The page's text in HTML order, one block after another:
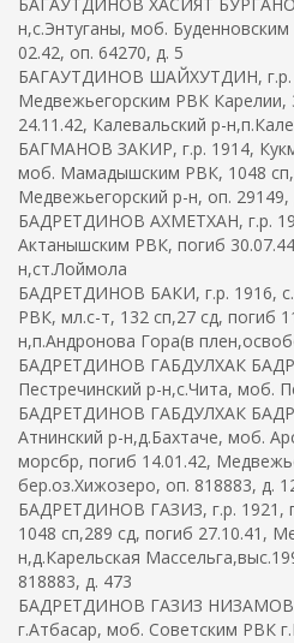
н,с.Энтуганы, моб.
02.42, оп. 64270, д. 5
БАГАУТДИНОВ ШАЙХУТДИН, г.р.
Медвежьегорским РВК Карелии,
24.11.42, Калевальский р-
БАГМАНОВ ЗАКИР, г.р. 1914,
моб. Мамадышским РВК, 1048
Медвежьегорский р-н, оп. 29149,
БАДРЕТДИНОВ АХМЕТХАН, г.р.
Актанышским РВК, погиб
н,ст.Лоймола
БАДРЕТДИНОВ БАКИ, г.р. 1916,
РВК, мл.с-т, 132 сп,27 сд, погиб
н,п.Андронова Гора(в
БАДРЕТДИНОВ ГАБДУЛХАК
Пестречинский р-н,с.Чита, моб.
БАДРЕТДИНОВ ГАБДУЛХАК
Атнинский р-н,д.Бахтаче, моб.
морсбр, погиб 14.01.42,
бер.оз.Хижозеро, оп. 818883, д.
БАДРЕТДИНОВ ГАЗИЗ, г.р. 1921,
1048 сп,289 сд, погиб 27.10.41,
н,д.Карельская
818883, д. 473
БАДРЕТДИНОВ ГАЗИЗ
г.Атбасар, моб. Советским РВК